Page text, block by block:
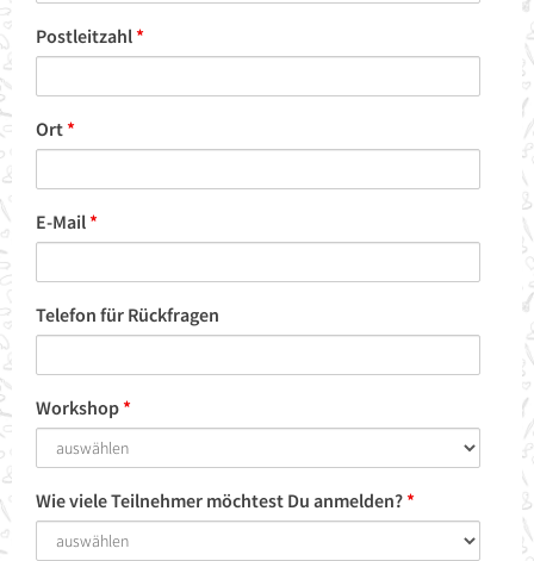
Postleitzahl *
Ort *
E-Mail *
Telefon für Rückfragen
Workshop *
Wie viele Teilnehmer möchtest Du anmelden? *